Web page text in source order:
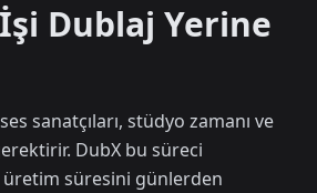
Dublaj Yerine
sanatçıları, stüdyo zamanı ve
DubX bu süreci
süresini günlerden